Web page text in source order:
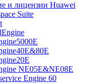
и лицензии Huawei
Suite
NE05E&NE08E
Engine 60